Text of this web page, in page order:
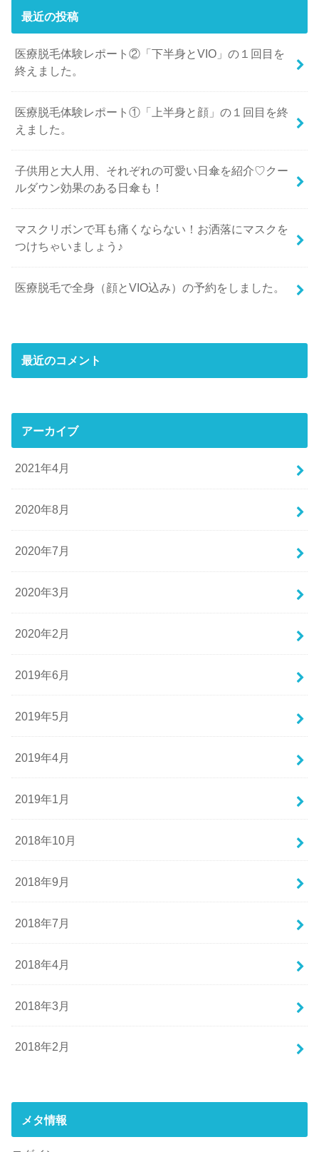
最近の投稿
医療脱毛体験レポート②「下半身とVIO」の１回目を
終えました。
医療脱毛体験レポート①「上半身と顔」の１回目を終
えました。
子供用と大人用、それぞれの可愛い日傘を紹介♡クー
ルダウン効果のある日傘も！
マスクリボンで耳も痛くならない！お洒落にマスクを
つけちゃいましょう♪
医療脱毛で全身（顔とVIO込み）の予約をしました。
最近のコメント
アーカイブ
2021年4月
2020年8月
2020年7月
2020年3月
2020年2月
2019年6月
2019年5月
2019年4月
2019年1月
2018年10月
2018年9月
2018年7月
2018年4月
2018年3月
2018年2月
メタ情報